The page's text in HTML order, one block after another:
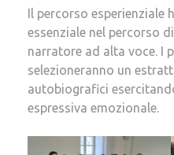
Il percorso
essenziale nel percorso
narratore ad alta voce. I
selezioneranno un
autobiografici
espressiva emozionale.